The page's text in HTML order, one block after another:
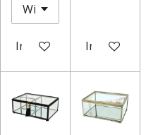
de hoogte
In winkelwagenIn